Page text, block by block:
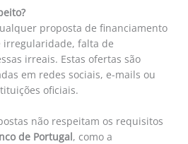
proposta de financiamento
irregularidade, falta de
irreais. Estas ofertas são
em redes sociais, e-mails ou
oficiais.
não respeitam os requisitos
de Portugal, como a